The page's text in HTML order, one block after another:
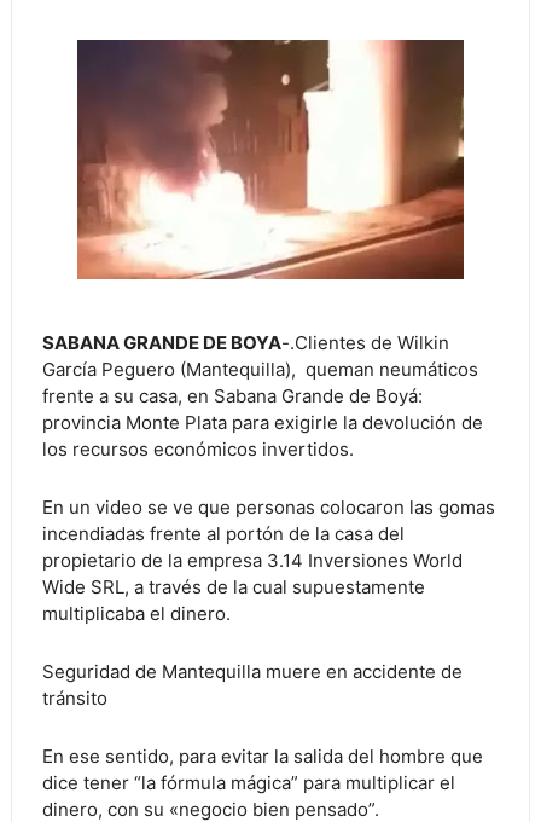
SABANA GRANDE DE BOYA-.Clientes de Wilkin
García Peguero (Mantequilla), queman neumáticos
frente a su casa, en Sabana Grande de Boyá:
provincia Monte Plata para exigirle la devolución de
los recursos económicos invertidos.
En un video se ve que personas colocaron las gomas
incendiadas frente al portón de la casa del
propietario de la empresa 3.14 Inversiones World
Wide SRL, a través de la cual supuestamente
multiplicaba el dinero.
Seguridad de Mantequilla muere en accidente de
tránsito
En ese sentido, para evitar la salida del hombre que
dice tener “la fórmula mágica” para multiplicar el
dinero, con su «negocio bien pensado”.